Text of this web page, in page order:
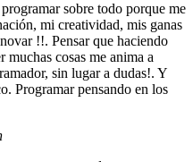
sobre todo porque me
mi creatividad, mis ganas
!!. Pensar que haciendo
cosas me anima a
sin lugar a dudas!. Y
Programar pensando en los